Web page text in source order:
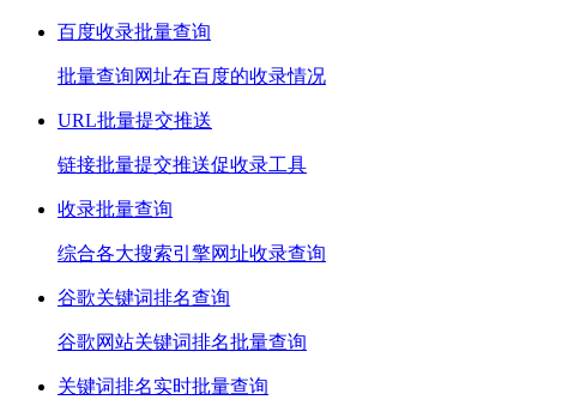
百度收录批量查询
批量查询网址在百度的收录情况
URL批量提交推送
链接批量提交推送促收录工具
收录批量查询
综合各大搜索引擎网址收录查询
谷歌关键词排名查询
谷歌网站关键词排名批量查询
关键词排名实时批量查询